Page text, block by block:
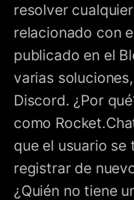
resolver
relacionado con
publicado en el
varias
Discord. ¿Por
como
que el usuario se
registrar de
¿Quién no tiene